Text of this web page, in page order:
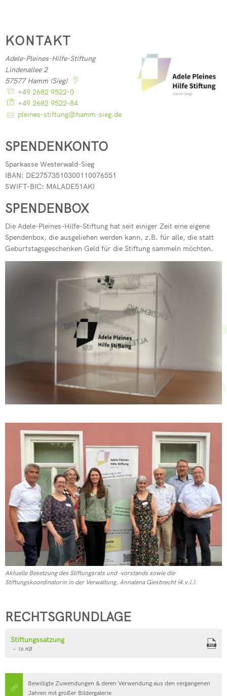
KONTAKT
Adele-Pleines-Hilfe-Stiftung
Lindenallee 2
57577 Hamm (Sieg)
+49 2682 9522-0
+49 2682 9522-84
pleines-stiftung@hamm-sieg.de
SPENDENKONTO
Sparkasse Westerwald-Sieg
IBAN: DE27573510300110076551
SWIFT-BIC: MALADE51AKI
SPENDENBOX
Die Adele-Pleines-Hilfe-Stiftung hat seit einiger Zeit eine eigene
Spendenbox, die ausgeliehen werden kann, z.B. für alle, die statt
Geburtstagsgeschenken Geld für die Stiftung sammeln möchten.
Aktuelle Besetzung des Stiftungsrats und -vorstands sowie die
Stiftungskoordinatorin in der Verwaltung, Annalena Giesbrecht (4.v.l.).
RECHTSGRUNDLAGE
Stiftungssatzung
~ 16 KB
Bewilligte Zuwendungen & deren Verwendung aus den vergangenen
Jahren mit großer Bildergalerie